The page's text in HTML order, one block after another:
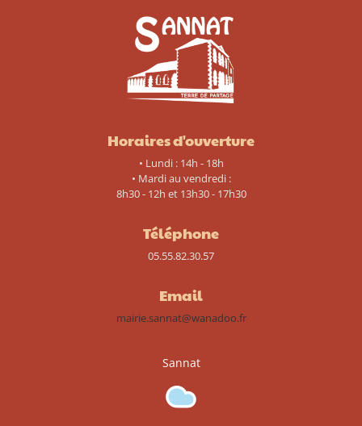
Horaires d'ouverture
• Lundi : 14h - 18h
• Mardi au vendredi :
8h30 - 12h et 13h30 - 17h30
Téléphone
05.55.82.30.57
Email
mairie.sannat@wanadoo.fr
Sannat